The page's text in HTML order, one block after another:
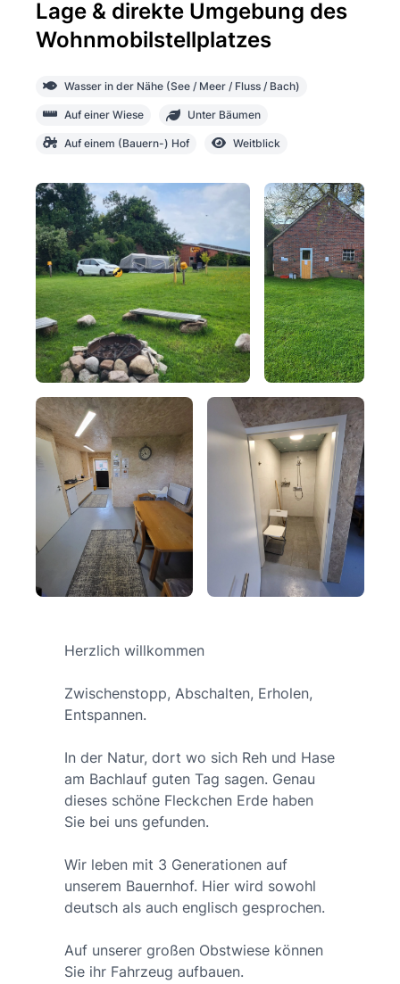
Lage & direkte Umgebung des
Wohnmobilstellplatzes
Wasser in der Nähe (See / Meer / Fluss / Bach)
Auf einer Wiese Unter Bäumen
Auf einem (Bauern-) Hof Weitblick
Herzlich willkommen
Zwischenstopp, Abschalten, Erholen,
Entspannen.
In der Natur, dort wo sich Reh und Hase
am Bachlauf guten Tag sagen. Genau
dieses schöne Fleckchen Erde haben
Sie bei uns gefunden.
Wir leben mit 3 Generationen auf
unserem Bauernhof. Hier wird sowohl
deutsch als auch englisch gesprochen.
Auf unserer großen Obstwiese können
Sie ihr Fahrzeug aufbauen.